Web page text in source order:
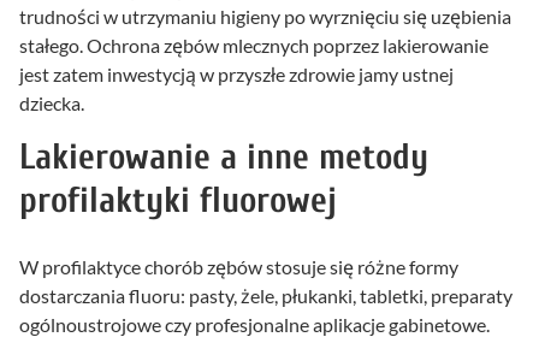
trudności w utrzymaniu higieny po wyrznięciu się uzębienia
stałego. Ochrona zębów mlecznych poprzez lakierowanie
jest zatem inwestycją w przyszłe zdrowie jamy ustnej
dziecka.
Lakierowanie a inne metody
profilaktyki fluorowej
W profilaktyce chorób zębów stosuje się różne formy
dostarczania fluoru: pasty, żele, płukanki, tabletki, preparaty
ogólnoustrojowe czy profesjonalne aplikacje gabinetowe.